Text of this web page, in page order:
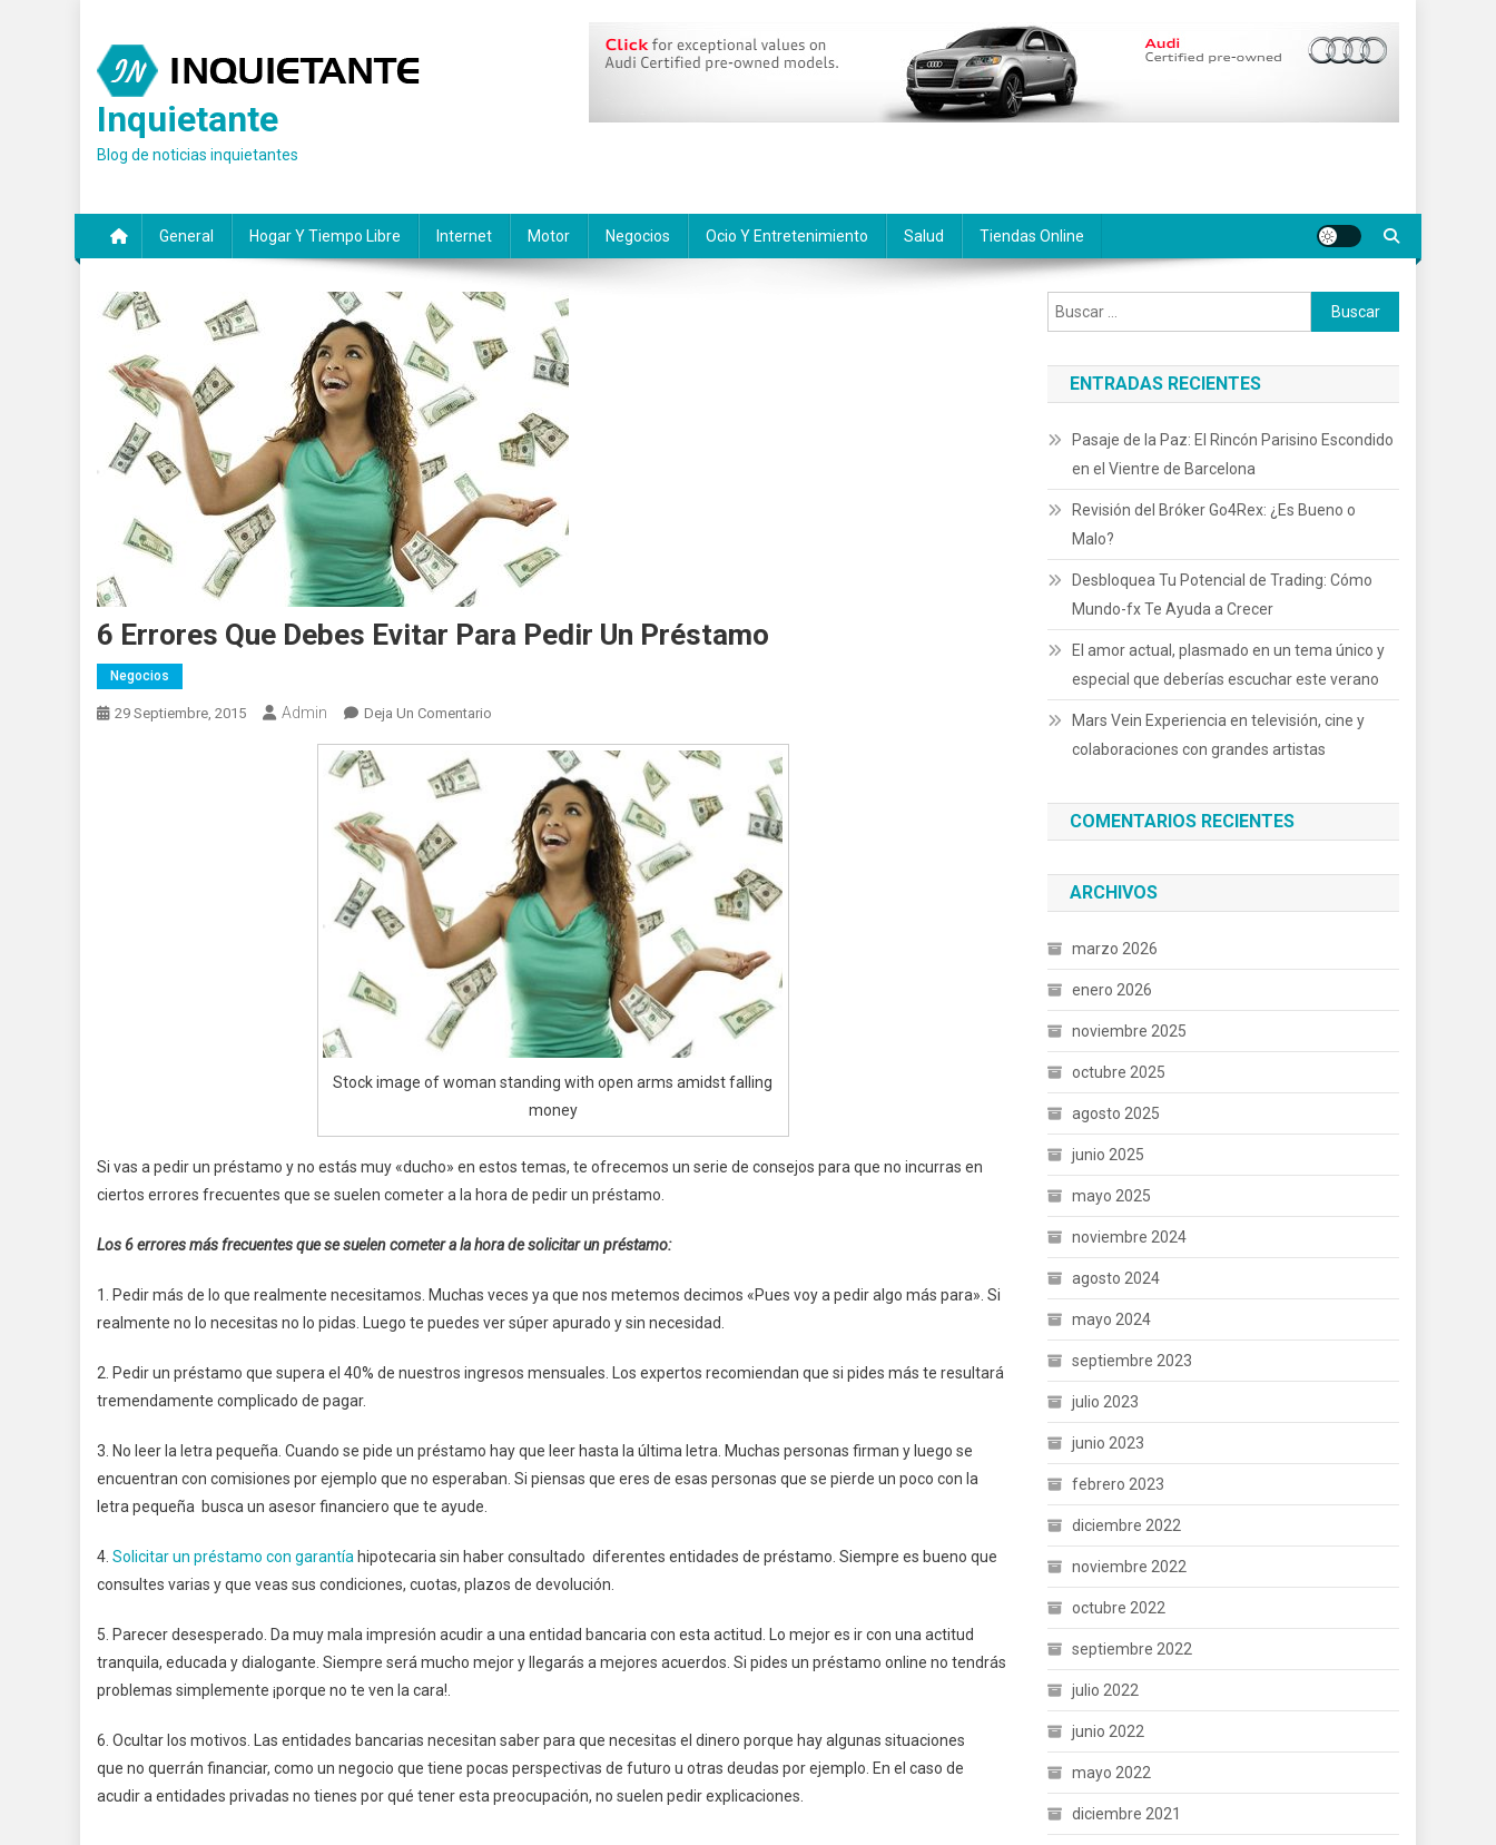
contenido
Inquietante
Blog de noticias inquietantes
General Hogar Y Tiempo Libre Internet Motor Negocios Ocio Y Entretenimiento Salud Tiendas Online
6 Errores Que Debes Evitar Para Pedir Un Préstamo
Negocios
29 Septiembre, 2015 Admin Deja Un Comentario
Debes
Evitar
Para
Pedir
Un
Préstamo
Stock image of woman standing with open arms amidst falling
money
Si vas a pedir un préstamo y no estás muy «ducho» en estos temas, te ofrecemos un serie de consejos para que no incurras en
ciertos errores frecuentes que se suelen cometer a la hora de pedir un préstamo.
Los 6 errores más frecuentes que se suelen cometer a la hora de solicitar un préstamo:
1. Pedir más de lo que realmente necesitamos. Muchas veces ya que nos metemos decimos «Pues voy a pedir algo más para». Si
realmente no lo necesitas no lo pidas. Luego te puedes ver súper apurado y sin necesidad.
2. Pedir un préstamo que supera el 40% de nuestros ingresos mensuales. Los expertos recomiendan que si pides más te resultará
tremendamente complicado de pagar.
3. No leer la letra pequeña. Cuando se pide un préstamo hay que leer hasta la última letra. Muchas personas firman y luego se
encuentran con comisiones por ejemplo que no esperaban. Si piensas que eres de esas personas que se pierde un poco con la
letra pequeña busca un asesor financiero que te ayude.
4. Solicitar un préstamo con garantía hipotecaria sin haber consultado diferentes entidades de préstamo. Siempre es bueno que
consultes varias y que veas sus condiciones, cuotas, plazos de devolución.
5. Parecer desesperado. Da muy mala impresión acudir a una entidad bancaria con esta actitud. Lo mejor es ir con una actitud
tranquila, educada y dialogante. Siempre será mucho mejor y llegarás a mejores acuerdos. Si pides un préstamo online no tendrás
problemas simplemente ¡porque no te ven la cara!.
6. Ocultar los motivos. Las entidades bancarias necesitan saber para que necesitas el dinero porque hay algunas situaciones
que no querrán financiar, como un negocio que tiene pocas perspectivas de futuro u otras deudas por ejemplo. En el caso de
acudir a entidades privadas no tienes por qué tener esta preocupación, no suelen pedir explicaciones.
Buscar:
ENTRADAS RECIENTES
Pasaje de la Paz: El Rincón Parisino Escondido
en el Vientre de Barcelona
Revisión del Bróker Go4Rex: ¿Es Bueno o
Malo?
Desbloquea Tu Potencial de Trading: Cómo
Mundo-fx Te Ayuda a Crecer
El amor actual, plasmado en un tema único y
especial que deberías escuchar este verano
Mars Vein Experiencia en televisión, cine y
colaboraciones con grandes artistas
COMENTARIOS RECIENTES
ARCHIVOS
marzo 2026
enero 2026
noviembre 2025
octubre 2025
agosto 2025
junio 2025
mayo 2025
noviembre 2024
agosto 2024
mayo 2024
septiembre 2023
julio 2023
junio 2023
febrero 2023
diciembre 2022
noviembre 2022
octubre 2022
septiembre 2022
julio 2022
junio 2022
mayo 2022
diciembre 2021